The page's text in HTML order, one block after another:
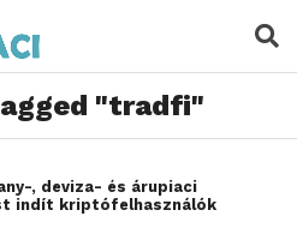
"tradfi"
, deviza- és árupiaci
indít kriptófelhasználók